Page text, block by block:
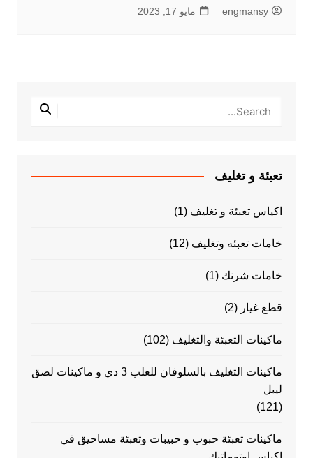
engmansy مايو 17, 2023
تعبئة و تغليف
اكياس تعبئة و تغليف (1)
خامات تعبئه وتغليف (12)
خامات شرنك (1)
قطع غيار (2)
ماكينات التعبئة والتغليف (102)
ماكينات التغليف بالسلوفان للعلب 3 دي و ماكينات لصق
ليبل
(121)
ماكينات تعبئة حبوب و حبيبات وتعبئة مساحيق في